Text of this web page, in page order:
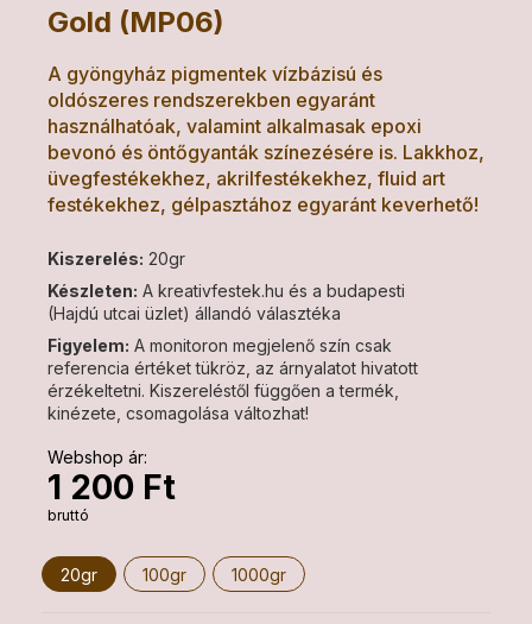
Gold (MP06)
A gyöngyház pigmentek vízbázisú és
oldószeres rendszerekben egyaránt
használhatóak, valamint alkalmasak epoxi
bevonó és öntőgyanták színezésére is. Lakkhoz,
üvegfestékekhez, akrilfestékekhez, fluid art
festékekhez, gélpasztához egyaránt keverhető!
Kiszerelés: 20gr
Készleten: A kreativfestek.hu és a budapesti
(Hajdú utcai üzlet) állandó választéka
Figyelem: A monitoron megjelenő szín csak
referencia értéket tükröz, az árnyalatot hivatott
érzékeltetni. Kiszereléstől függően a termék,
kinézete, csomagolása változhat!
Webshop ár:
1 200 Ft
bruttó
20gr 100gr 1000gr